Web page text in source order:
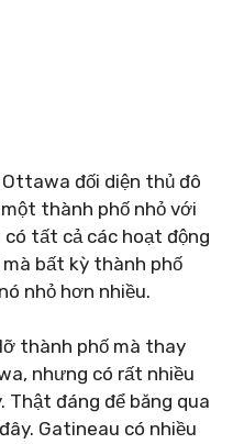
đối diện thủ đô
thành phố nhỏ với
tất cả các hoạt động
bất kỳ thành phố
nhỏ hơn nhiều.
thành phố mà thay
nhưng có rất nhiều
Thật đáng để băng qua
Gatineau có nhiều